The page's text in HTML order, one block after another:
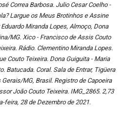
Correa Barbosa. Julio Cesar Coelho -
Largue os Meus Brotinhos e Assine
Miranda Lopes, Almoço, Dona
MG. Xico - Francisco de Assis Couto
Rádio. Clementino Miranda Lopes.
Couto Teixeira. Dona Guiguita - Maria
Batucada. Coral. Sala de Entrar, Tigüera
MG, Brasil. Registro de Capoeira
João Couto Teixeira. IMG_2865. 2,73
feira, 28 de Dezembro de 2021.